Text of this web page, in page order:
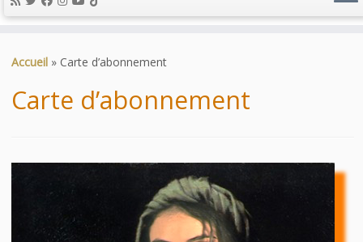
auAccueil » Carte d’abonnement
Carte d’abonnement